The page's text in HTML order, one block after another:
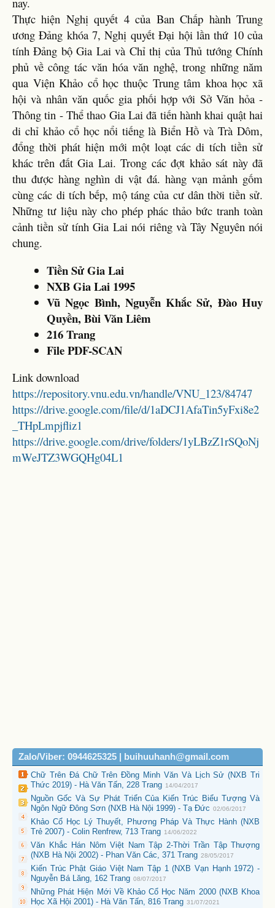
Thực hiện Nghị quyết 4 của Ban Chấp hành Trung
ương Đảng khóa 7, Nghị quyết Đại hội lần thứ 10 của
tính Đảng bộ Gia Lai và Chỉ thị của Thủ tướng Chính
phủ về công tác văn hóa văn nghệ, trong những năm
qua Viện Khảo cổ học thuộc Trung tâm khoa học xã
hội và nhân văn quốc gia phối hợp với Sở Văn hỏa -
Thông tin - Thể thao Gia Lai đã tiến hành khai quật hai
di chỉ khảo cổ học nổi tiếng là Biển Hồ và Trà Dôm,
đổng thời phát hiện mới một loạt các di tích tiền sử
khác trên đất Gia Lai. Trong các đợt khảo sát này đã
thu được hàng nghìn di vật đá. hàng vạn mảnh gốm
cùng các di tích bếp, mộ táng của cư dân thời tiền sử.
Những tư liệu này cho phép phác thảo bức tranh toàn
cảnh tiền sử tính Gia Lai nói riêng và Tây Nguyên nói
chung.
Tiền Sử Gia Lai
NXB Gia Lai 1995
Vũ Ngọc Bình, Nguyễn Khắc Sử, Đào Huy
Quyền, Bùi Văn Liêm
216 Trang
File PDF-SCAN
Link download
https://repository.vnu.edu.vn/handle/VNU_123/84747
https://drive.google.com/file/d/1aDCJ1AfaTin5yFxi8e2
_THpLmpjfliz1
https://drive.google.com/drive/folders/1yLBzZ1rSQoNj
mWeJTZ3WGQHg04L1
Zalo/Viber: 0944625325 | buihuuhanh@gmail.com
Chữ Trên Đá Chữ Trên Đồng Minh Văn Và Lịch Sử (NXB Tri
Thức 2019) - Hà Văn Tấn, 228 Trang 14/04/2017
Nguồn Gốc Và Sự Phát Triển Của Kiến Trúc Biểu Tượng Và
Ngôn Ngữ Đông Sơn (NXB Hà Nội 1999) - Tạ Đức 02/06/2017
Khảo Cổ Học Lý Thuyết, Phương Pháp Và Thực Hành (NXB
Trẻ 2007) - Colin Renfrew, 713 Trang 14/06/2022
Văn Khắc Hán Nôm Việt Nam Tập 2-Thời Trần Tập Thượng
(NXB Hà Nội 2002) - Phan Văn Các, 371 Trang 28/05/2017
Kiến Trúc Phật Giáo Việt Nam Tập 1 (NXB Vạn Hạnh 1972) -
Nguyễn Bá Lăng, 162 Trang 08/07/2017
Những Phát Hiện Mới Về Khảo Cổ Học Năm 2000 (NXB Khoa
Học Xã Hội 2001) - Hà Văn Tấn, 816 Trang 31/07/2021